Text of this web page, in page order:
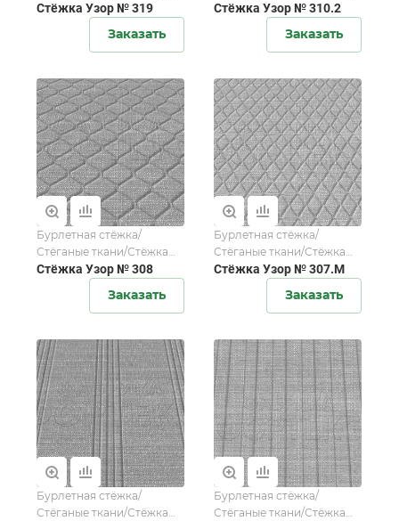
мебельной ткани/Стёжка
Стёжка Узор № 319
Заказать
мебельной ткани/Стёжка
Стёжка Узор № 310.2
Заказать
Бурлетная стёжка/
Стёганые ткани/Стёжка
мебельной ткани/Стёжка
Стёжка Узор № 308
Заказать
Бурлетная стёжка/
Стёганые ткани/Стёжка
мебельной ткани/Стёжка
Стёжка Узор № 307.М
Заказать
Бурлетная стёжка/
Стёганые ткани/Стёжка
Бурлетная стёжка/
Стёганые ткани/Стёжка